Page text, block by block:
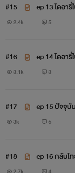
ที่ใส่ชุดโป๊แบบนี้คุณ
ตุ๊บบบบ
ไม่กลับ
#15 ep 13 ไดอา
2.4k 5
#16
ep 14 ไดอา
!!!
3.1k 3
#17 ep 15 ปัจจุบั
3k 5
#18 ep 16 กลับไ